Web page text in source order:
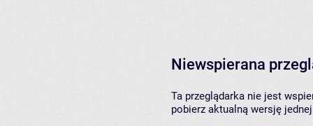
Niewspierana
Ta przeglądarka nie jest
pobierz aktualną wersję